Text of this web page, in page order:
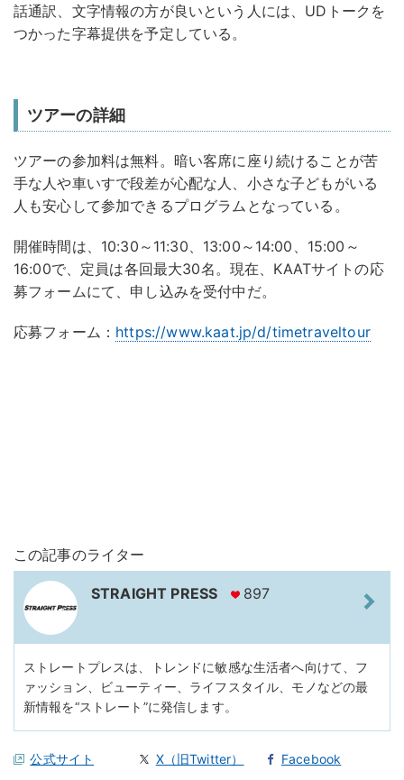
話通訳、文字情報の方が良いという人には、UDトークを
つかった字幕提供を予定している。
ツアーの詳細
ツアーの参加料は無料。暗い客席に座り続けることが苦
手な人や車いすで段差が心配な人、小さな子どもがいる
人も安心して参加できるプログラムとなっている。
開催時間は、10:30～11:30、13:00～14:00、15:00～
16:00で、定員は各回最大30名。現在、KAATサイトの応
募フォームにて、申し込みを受付中だ。
応募フォーム： https://www.kaat.jp/d/timetraveltour
この記事のライター
STRAIGHT PRESS 897
ストレートプレスは、トレンドに敏感な生活者へ向けて、フ
ァッション、ビューティー、ライフスタイル、モノなどの最
新情報を“ストレート”に発信します。
公式サイト X（旧Twitter） Facebook